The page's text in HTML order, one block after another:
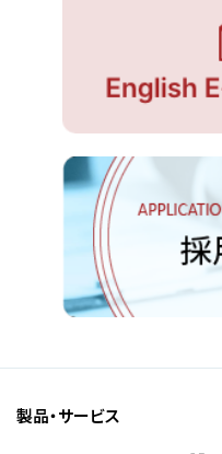
製品・サービス